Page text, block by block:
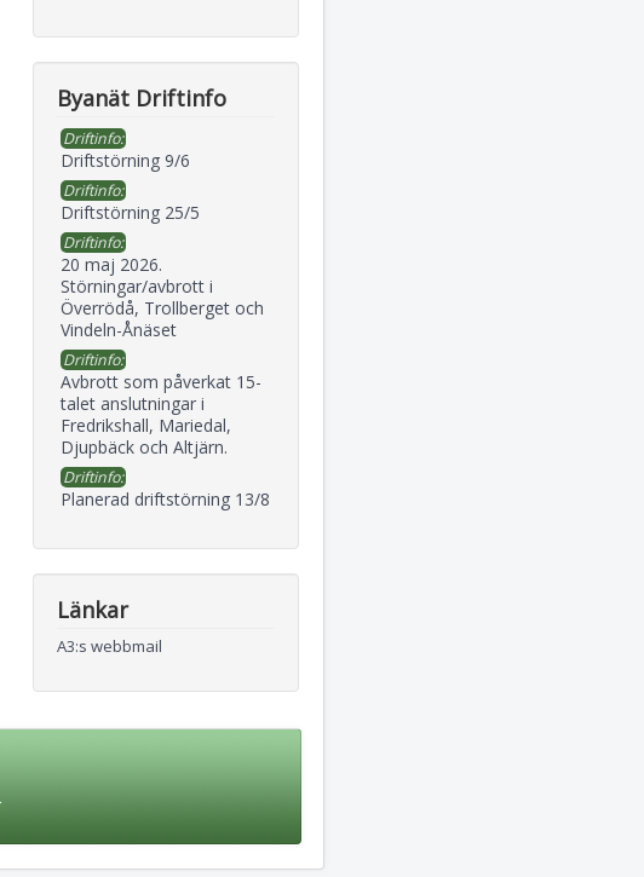
Byanät Driftinfo
Driftinfo:
Driftstörning 9/6
Driftinfo:
Driftstörning 25/5
Driftinfo:
20 maj 2026.
Störningar/avbrott i
Överrödå, Trollberget och
Vindeln-Ånäset
Driftinfo:
Avbrott som påverkat 15-
talet anslutningar i
Fredrikshall, Mariedal,
Djupbäck och Altjärn.
Driftinfo:
Planerad driftstörning 13/8
Länkar
A3:s webbmail